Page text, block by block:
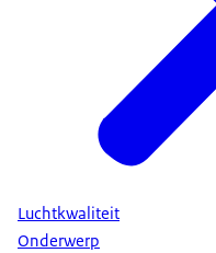
Luchtkwaliteit
Onderwerp